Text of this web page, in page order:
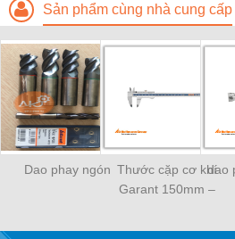
Sản phẩm cùng nhà cung cấp
Dao phay ngón Thước cặp cơ khí
Garant 150mm –
dao